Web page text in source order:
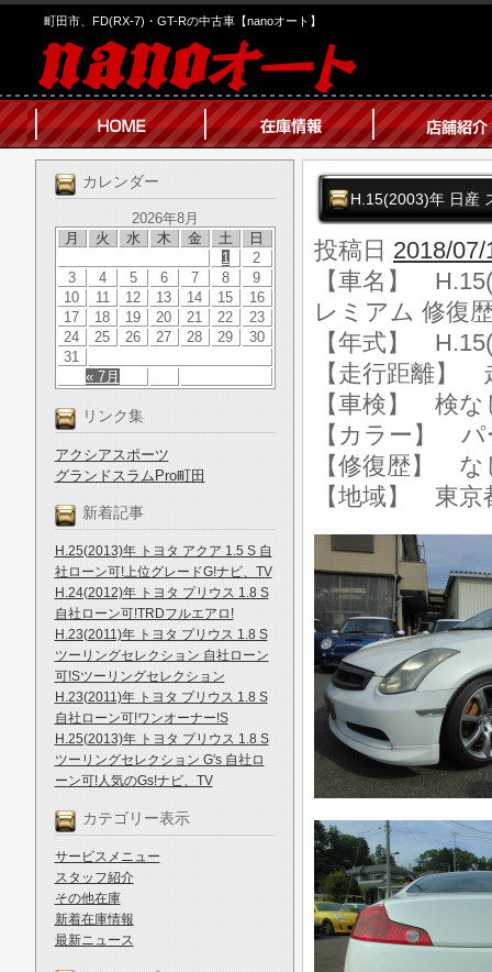
町田市、FD(RX-7)・GT-Rの中古車【nanoオート】
カレンダー
2026年8月
月
火 水 木 金 土 日
« 7月
1
2
3
4 5 6 7 8
9
10
11 12 13 14 15
16
17
18 19 20 21 22
23
24
25 26 27 28 29
30
31
リンク集
アクシアスポーツ
グランドスラムPro町田
新着記事
H.25(2013)年 トヨタ アクア 1.5 S 自
社ローン可!上位グレードG!ナビ、TV
H.24(2012)年 トヨタ プリウス 1.8 S
自社ローン可!TRDフルエアロ!
H.23(2011)年 トヨタ プリウス 1.8 S
ツーリングセレクション 自社ローン
可!Sツーリングセレクション
H.23(2011)年 トヨタ プリウス 1.8 S
自社ローン可!ワンオーナー!S
H.25(2013)年 トヨタ プリウス 1.8 S
ツーリングセレクション G's 自社ロ
ーン可!人気のGs!ナビ、TV
カテゴリー表示
サービスメニュー
スタッフ紹介
その他在庫
新着在庫情報
最新ニュース
H.15(2003)年 日産
投稿日 2018/07/
【車名】
レミアム 修復
【年式】
【走行距離】
【車検】 検な
【カラー】
【修復歴】 な
【地域】 東京